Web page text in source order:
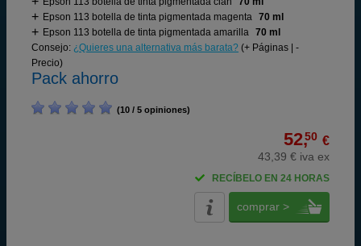
Epson 113 botella de tinta pigmentada magenta 70 ml
Epson 113 botella de tinta pigmentada amarilla 70 ml
Consejo: ¿Quieres una alternativa más barata? (+ Páginas | -
Precio)
Pack ahorro
(10 / 5 opiniones)
52,50 €
43,39 € iva ex
RECÍBELO EN 24 HORAS
comprar >